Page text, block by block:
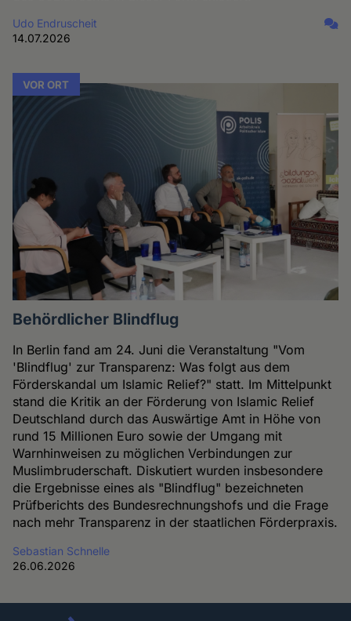
Udo Endruscheit
14.07.2026
VOR ORT
Behördlicher Blindflug
In Berlin fand am 24. Juni die Veranstaltung "Vom
'Blindflug' zur Transparenz: Was folgt aus dem
Förderskandal um Islamic Relief?" statt. Im Mittelpunkt
stand die Kritik an der Förderung von Islamic Relief
Deutschland durch das Auswärtige Amt in Höhe von
rund 15 Millionen Euro sowie der Umgang mit
Warnhinweisen zu möglichen Verbindungen zur
Muslimbruderschaft. Diskutiert wurden insbesondere
die Ergebnisse eines als "Blindflug" bezeichneten
Prüfberichts des Bundesrechnungshofs und die Frage
nach mehr Transparenz in der staatlichen Förderpraxis.
Sebastian Schnelle
26.06.2026